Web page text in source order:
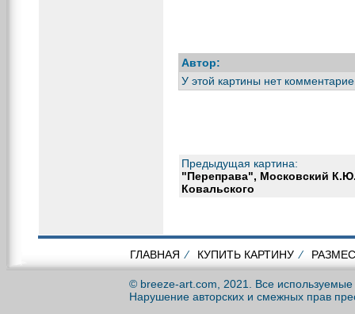
Автор:
У этой картины нет
Предыдущая картина:
"Переправа", Московский
Ковальского
ГЛАВНАЯ ⁄ КУПИТЬ КАРТИНУ ⁄
© breeze-art.com, 2021. Все
Нарушение авторских и смежных прав